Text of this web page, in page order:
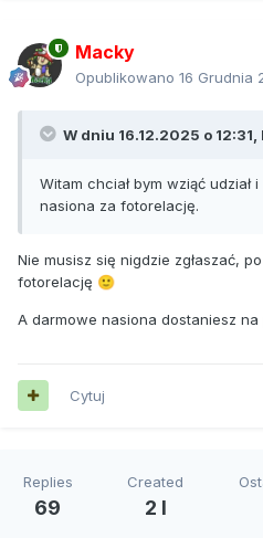
Macky
Opublikowano 16 Grudnia
W dniu 16.12.2025 o 12:31,
Witam chciał bym wziąć udział
nasiona za fotorelację.
Nie musisz się nigdzie zgłaszać,
fotorelację 🙂
A darmowe nasiona dostaniesz na
Cytuj
Replies
69
Created
2 l